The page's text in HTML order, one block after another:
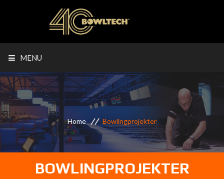
MENU
Home Bowlingprojekter
BOWLINGPROJEKTER